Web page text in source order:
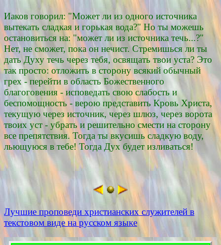
Иаков говорил: "Может ли из одного источника
вытекать сладкая и горькая вода?" Но ты можешь
остановиться на: "может ли из источника течь...?"
Нет, не сможет, пока он нечист. Стремишься ли ты
дать Духу течь через тебя, освящать твои уста? Это
так просто: отложить в сторону всякий обычный
грех - перейти в область Божественного
благоговения - исповедать свою слабость и
беспомощность - верою представить Кровь Христа,
текущую через источник, через шлюз, через ворота
твоих уст - убрать и решительно смести на сторону
все препятствия. Тогда ты вкусишь сладкую воду,
льющуюся в тебе! Тогда Дух будет изливаться!
Лучшие проповеди христианских служителей в
текстовом виде на русском языке